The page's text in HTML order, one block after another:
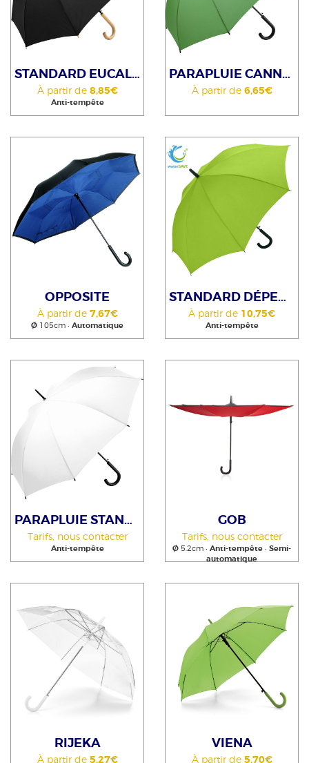
STANDARD EUCALYPTUS
À partir de 8,85€
Anti-tempête
PARAPLUIE CANNE PLASTIQUE
À partir de 6,65€
OPPOSITE
À partir de 7,67€
Ø 105cm • Automatique
STANDARD DÉPERLANT ET ANTITÂCHES
À partir de 10,75€
Anti-tempête
PARAPLUIE STANDARD XPRESS
Tarifs, nous contacter
Anti-tempête
GOB
Tarifs, nous contacter
Ø 5.2cm • Anti-tempête • Semi-
automatique
RIJEKA
À partir de 5,27€
VIENA
À partir de 5,70€